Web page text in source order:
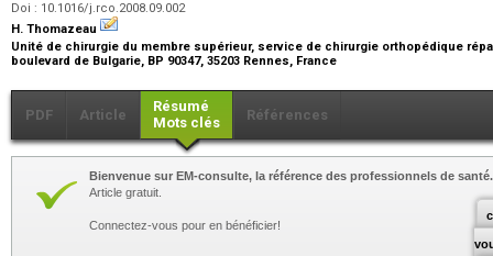
Doi : 10.1016/j.rco.2008.09.002
H. Thomazeau
Unité de chirurgie du membre supérieur, service de chirurgie orthopédique
boulevard de Bulgarie, BP 90347, 35203 Rennes, France
PDF Article
Résumé
Mots clés
Références
Bienvenue sur EM-consulte, la référence des professionnels de santé.
Article gratuit.
Connectez-vous pour en bénéficier!